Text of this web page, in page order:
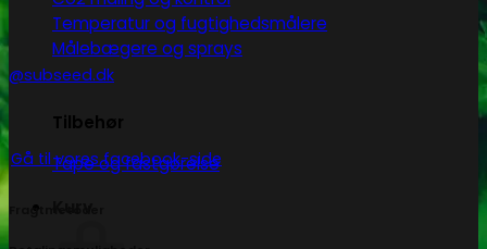
Temperatur og fugtighedsmålere
Målebægere og sprays
Tilbehør
Tape og fastgørelse
@subseed.dk
Gå til vores facebook-side
Fragtmetoder